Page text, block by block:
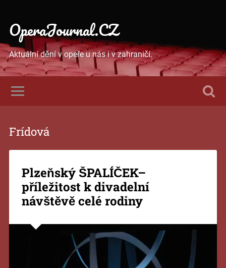
OperaJournal.CZ
Aktuální dění v opeře u nás i v zahraničí.
Frídová
Plzeňský ŠPALÍČEK–
příležitost k divadelní
návštěvě celé rodiny